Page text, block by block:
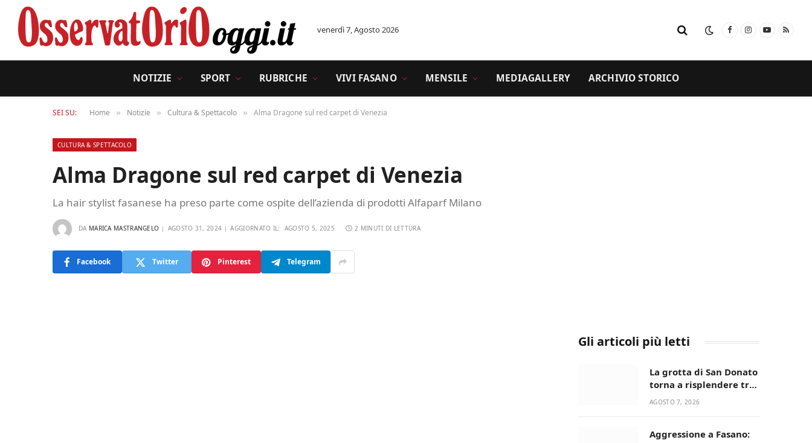
venerdì 7, Agosto 2026 FacebookInstagram
YouTube
RSS
NOTIZIE SPORT RUBRICHE VIVI FASANO MENSILE MEDIAGALLERY ARCHIVIO STORICO
SEI SU: Home » Notizie » Cultura & Spettacolo » Alma Dragone sul red carpet di Venezia
CULTURA & SPETTACOLO
Alma Dragone sul red carpet di Venezia
La hair stylist fasanese ha preso parte come ospite dell’azienda di prodotti Alfaparf Milano
DA MARICA MASTRANGELO AGOSTO 31, 2024 AGGIORNATO IL: AGOSTO 5, 2025 2 MINUTI DI LETTURA
Facebook Twitter Pinterest Telegram
Gli articoli più letti
La grotta di San Donato
torna a risplendere tra
fede, natura e
AGOSTO 7, 2026
Aggressione a Fasano: